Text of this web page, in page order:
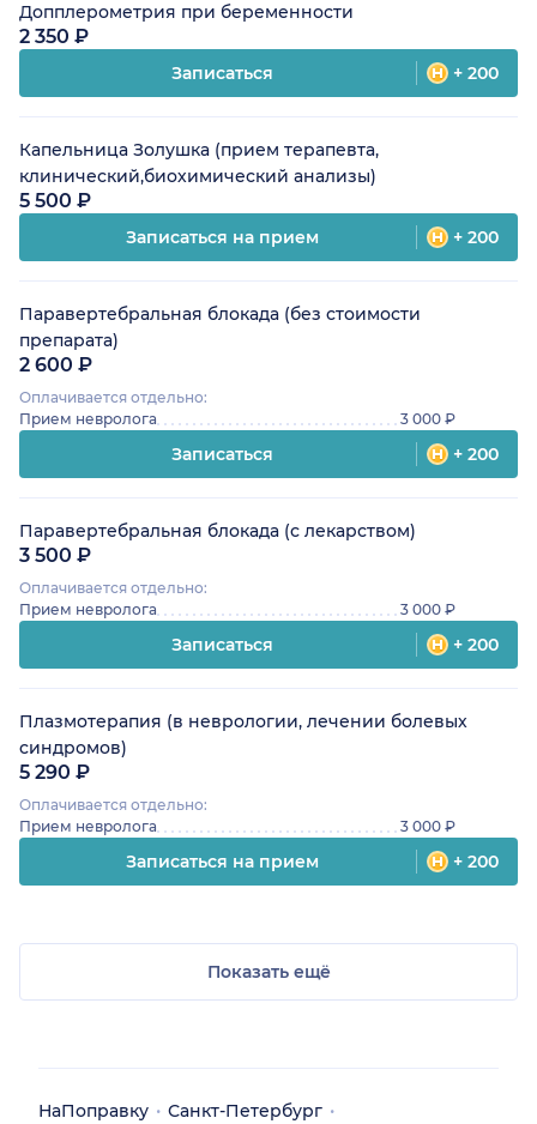
Допплерометрия при беременности
2 350 ₽
Записаться + 200
Капельница Золушка (прием терапевта,
клинический,биохимический анализы)
5 500 ₽
Записаться на прием + 200
Паравертебральная блокада (без стоимости
препарата)
2 600 ₽
Оплачивается отдельно:
Прием невролога
3 000 ₽
Записаться + 200
Паравертебральная блокада (с лекарством)
3 500 ₽
Оплачивается отдельно:
Прием невролога
3 000 ₽
Записаться + 200
Плазмотерапия (в неврологии, лечении болевых
синдромов)
5 290 ₽
Оплачивается отдельно:
Прием невролога
3 000 ₽
Записаться на прием + 200
Показать ещё
НаПоправку
Санкт-Петербург